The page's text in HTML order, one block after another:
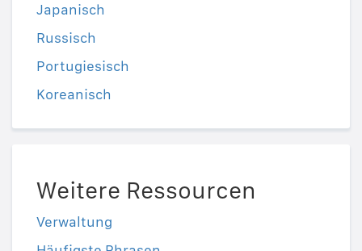
Japanisch
Russisch
Portugiesisch
Koreanisch
Weitere Ressourcen
Verwaltung